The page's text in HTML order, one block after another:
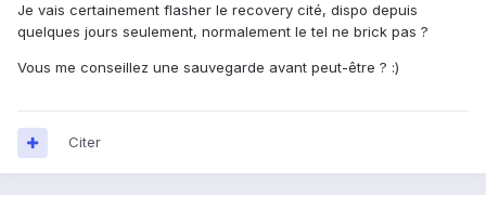
Je vais certainement flasher le recovery cité, dispo depuis
quelques jours seulement, normalement le tel ne brick pas ?
Vous me conseillez une sauvegarde avant peut-être ? :)
Citer